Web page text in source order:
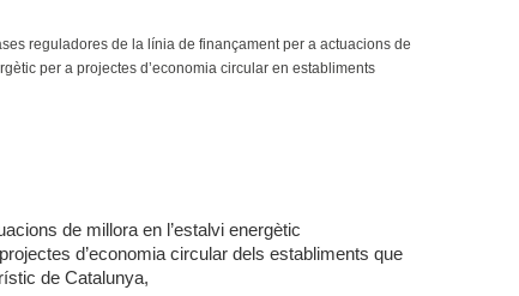
reguladores de la línia de finançament per a actuacions de
per a projectes d’economia circular en establiments
de millora en l’estalvi energètic
d’economia circular dels establiments que
de Catalunya,